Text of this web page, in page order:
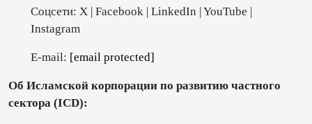
Соцсети: X | Facebook | LinkedIn | YouTube |
Instagram
E-mail: [email protected]
Об Исламской корпорации по развитию частного
сектора (ICD):